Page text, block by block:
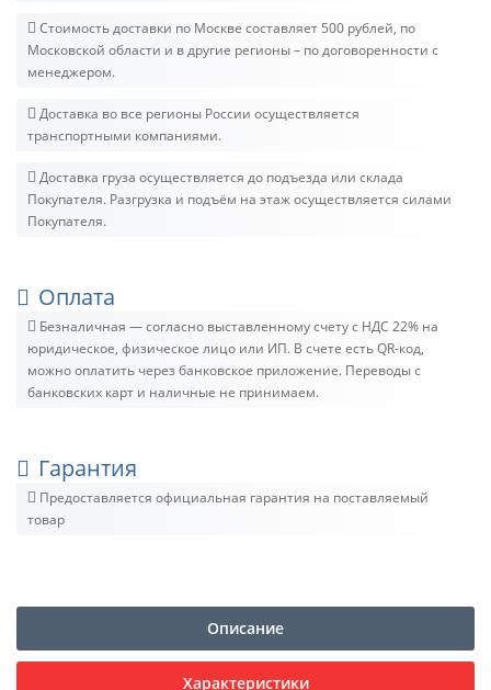
Стоимость доставки по Москве составляет 500 рублей, по
Московской области и в другие регионы – по договоренности с
менеджером.
Доставка во все регионы России осуществляется
транспортными компаниями.
Доставка груза осуществляется до подъезда или склада
Покупателя. Разгрузка и подъём на этаж осуществляется силами
Покупателя.
Оплата
Безналичная — согласно выставленному счету c НДС 22% на
юридическое, физическое лицо или ИП. В счете есть QR-код,
можно оплатить через банковское приложение. Переводы с
банковских карт и наличные не принимаем.
Гарантия
Предоставляется официальная гарантия на поставляемый
товар
Описание
Характеристики